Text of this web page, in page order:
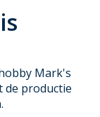
Mark's
de productie